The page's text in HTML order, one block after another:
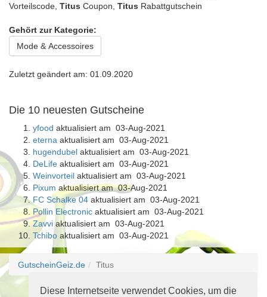
Diese Internetseite verwendet Cookies, um die
Vorteilscode, Titus Coupon, Titus Rabattgutschein
Gehört zur Kategorie:
Mode & Accessoires
Zuletzt geändert am: 01.09.2020
Die 10 neuesten Gutscheine
yfood aktualisiert am 03-Aug-2021
eterna aktualisiert am 03-Aug-2021
hugendubel aktualisiert am 03-Aug-2021
DeLife aktualisiert am 03-Aug-2021
Weinvorteil aktualisiert am 03-Aug-2021
Pixum aktualisiert am 03-Aug-2021
FC Schalke 04 aktualisiert am 03-Aug-2021
Pollin Electronic aktualisiert am 03-Aug-2021
Zavviaktualisiert am 03-Aug-2021
Tchibo aktualisiert am 03-Aug-2021
GutscheinGeiz.de Titus